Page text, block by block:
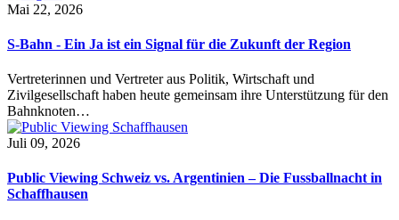
Mai 22, 2026
S-Bahn - Ein Ja ist ein Signal für die Zukunft der Region
Vertreterinnen und Vertreter aus Politik, Wirtschaft und
Zivilgesellschaft haben heute gemeinsam ihre Unterstützung für den
Bahnknoten…
Juli 09, 2026
Public Viewing Schweiz vs. Argentinien – Die Fussballnacht in
Schaffhausen